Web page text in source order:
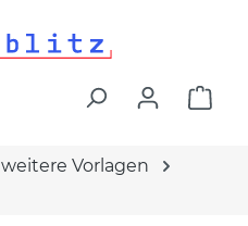
weitere Vorlagen